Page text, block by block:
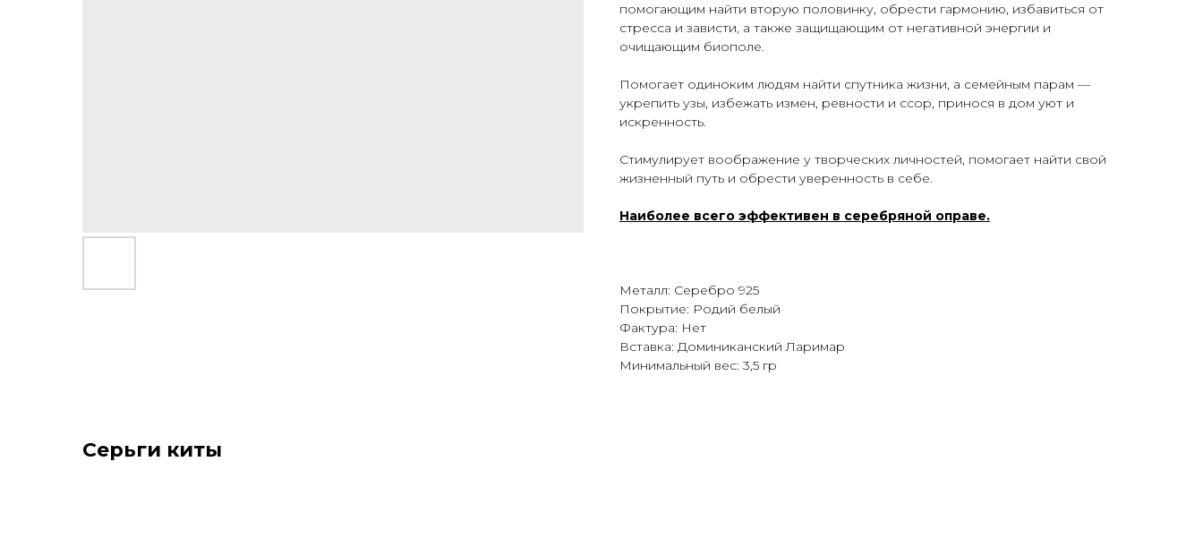
помогающим найти вторую половинку, обрести гармонию, избавиться от
стресса и зависти, а также защищающим от негативной энергии и
очищающим биополе.
Помогает одиноким людям найти спутника жизни, а семейным парам —
укрепить узы, избежать измен, ревности и ссор, принося в дом уют и
искренность.
Стимулирует воображение у творческих личностей, помогает найти свой
жизненный путь и обрести уверенность в себе.
Наиболее всего эффективен в серебряной оправе.
Металл: Серебро 925
Покрытие: Родий белый
Фактура: Нет
Вставка: Доминиканский Ларимар
Минимальный вес: 3,5 гр
Серьги киты